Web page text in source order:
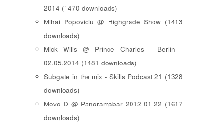
2014 (1470 downloads)
Mihai Popoviciu @ Highgrade Show (1413
downloads)
Mick Wills @ Prince Charles - Berlin -
02.05.2014 (1481 downloads)
Subgate in the mix - Skills Podcast 21 (1328
downloads)
Move D @ Panoramabar 2012-01-22 (1617
downloads)